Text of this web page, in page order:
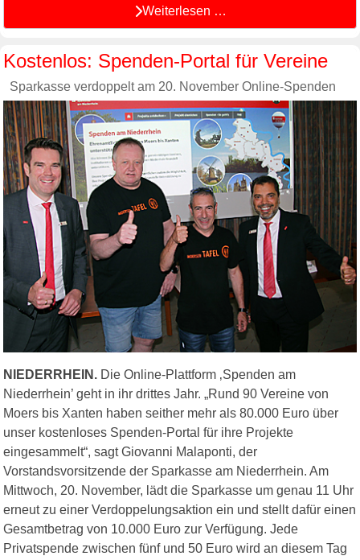
Weiterlesen …
Kostenlos: Spenden-Portal für Vereine
Sparkasse verdoppelt am 20. November Online-Spenden
NIEDERRHEIN. Die Online-Plattform ‚Spenden am
Niederrhein’ geht in ihr drittes Jahr. „Rund 90 Vereine von
Moers bis Xanten haben seither mehr als 80.000 Euro über
unser kostenloses Spenden-Portal für ihre Projekte
eingesammelt“, sagt Giovanni Malaponti, der
Vorstandsvorsitzende der Sparkasse am Niederrhein. Am
Mittwoch, 20. November, lädt die Sparkasse um genau 11 Uhr
erneut zu einer Verdoppelungsaktion ein und stellt dafür einen
Gesamtbetrag von 10.000 Euro zur Verfügung. Jede
Privatspende zwischen fünf und 50 Euro wird an diesem Tag